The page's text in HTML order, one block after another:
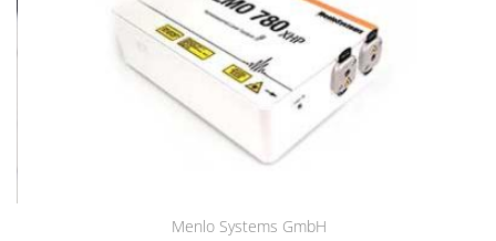
Menlo Systems GmbH